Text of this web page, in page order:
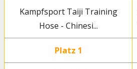
Kampfsport Taiji Training
Hose - Chinesi...
Platz 1